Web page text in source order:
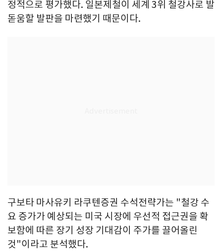
정적으로 평가했다. 일본제철이 세계 3위 철강사로 발
돋움할 발판을 마련했기 때문이다.
구보타 마사유키 라쿠텐증권 수석전략가는 "철강 수
요 증가가 예상되는 미국 시장에 우선적 접근권을 확
보함에 따른 장기 성장 기대감이 주가를 끌어올린
것"이라고 분석했다.